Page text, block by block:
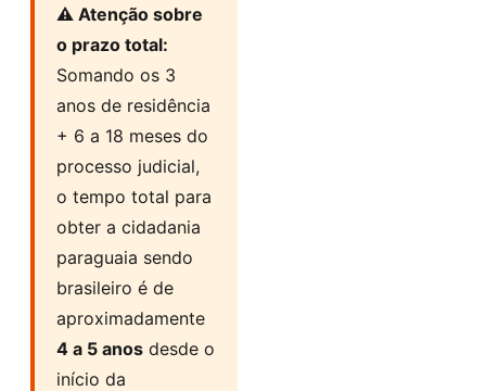
⚠️ Atenção sobre
o prazo total:
Somando os 3
anos de residência
+ 6 a 18 meses do
processo judicial,
o tempo total para
obter a cidadania
paraguaia sendo
brasileiro é de
aproximadamente
4 a 5 anos desde o
início da